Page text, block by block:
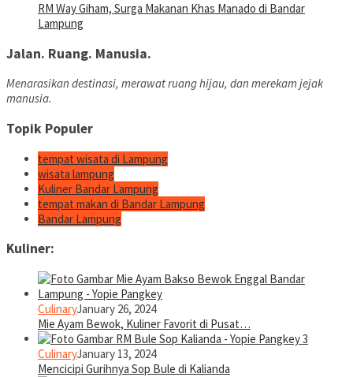
RM Way Giham, Surga Makanan Khas Manado di Bandar
Lampung
Jalan. Ruang. Manusia.
Menarasikan destinasi, merawat ruang hijau, dan merekam jejak
manusia.
Topik Populer
tempat wisata di Lampung
wisata lampung
Kuliner Bandar Lampung
tempat makan di Bandar Lampung
Bandar Lampung
Kuliner:
CulinaryJanuary 26, 2024
Mie Ayam Bewok, Kuliner Favorit di Pusat…
CulinaryJanuary 13, 2024
Mencicipi Gurihnya Sop Bule di Kalianda